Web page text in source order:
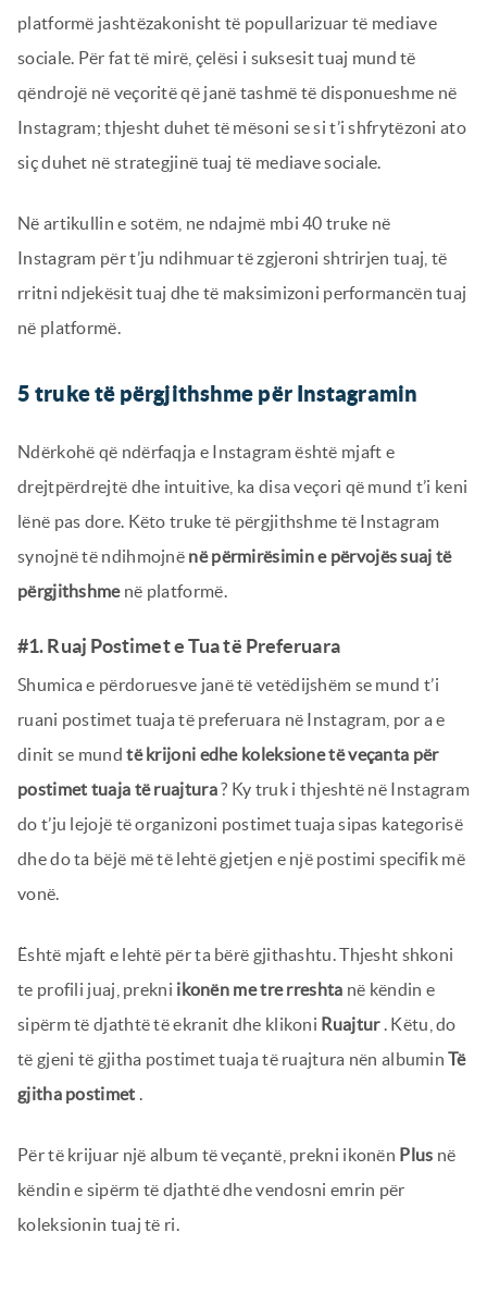
platformë jashtëzakonisht të popullarizuar të mediave
sociale. Për fat të mirë, çelësi i suksesit tuaj mund të
qëndrojë në veçoritë që janë tashmë të disponueshme në
Instagram; thjesht duhet të mësoni se si t’i shfrytëzoni ato
siç duhet në strategjinë tuaj të mediave sociale.
Në artikullin e sotëm, ne ndajmë mbi 40 truke në
Instagram për t’ju ndihmuar të zgjeroni shtrirjen tuaj, të
rritni ndjekësit tuaj dhe të maksimizoni performancën tuaj
në platformë.
5 truke të përgjithshme për Instagramin
Ndërkohë që ndërfaqja e Instagram është mjaft e
drejtpërdrejtë dhe intuitive, ka disa veçori që mund t’i keni
lënë pas dore. Këto truke të përgjithshme të Instagram
synojnë të ndihmojnë në përmirësimin e përvojës suaj të
përgjithshmenë platformë.
#1. Ruaj Postimet e Tua të Preferuara
Shumica e përdoruesve janë të vetëdijshëm se mund t’i
ruani postimet tuaja të preferuara në Instagram, por a e
dinit se mundtë krijoni edhe koleksione të veçanta për
postimet tuaja të ruajtura? Ky truk i thjeshtë në Instagram
do t’ju lejojë të organizoni postimet tuaja sipas kategorisë
dhe do ta bëjë më të lehtë gjetjen e një postimi specifik më
vonë.
Është mjaft e lehtë për ta bërë gjithashtu. Thjesht shkoni
te profili juaj, prekni ikonën me tre rreshta në këndin e
sipërm të djathtë të ekranit dhe klikoni Ruajtur. Këtu, do
të gjeni të gjitha postimet tuaja të ruajtura nën albuminTë
gjitha postimet .
Për të krijuar një album të veçantë, prekni ikonën Plus në
këndin e sipërm të djathtë dhe vendosni emrin për
koleksionin tuaj të ri.